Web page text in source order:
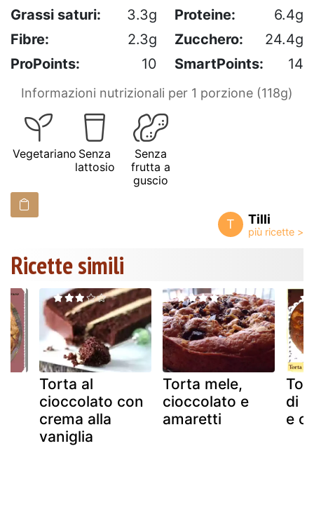
Grassi saturi:
3.3g Proteine:
6.4g
Fibre:
2.3g Zucchero:
24.4g
ProPoints:
10 SmartPoints: 14
Informazioni nutrizionali per 1 porzione (118g)
Vegetariano Senza
lattosio
Senza
frutta a
guscio
T Tilli
Ricette simili
Torta al
cioccolato con
crema alla
vaniglia
Torta mele,
cioccolato e
amaretti
di
e